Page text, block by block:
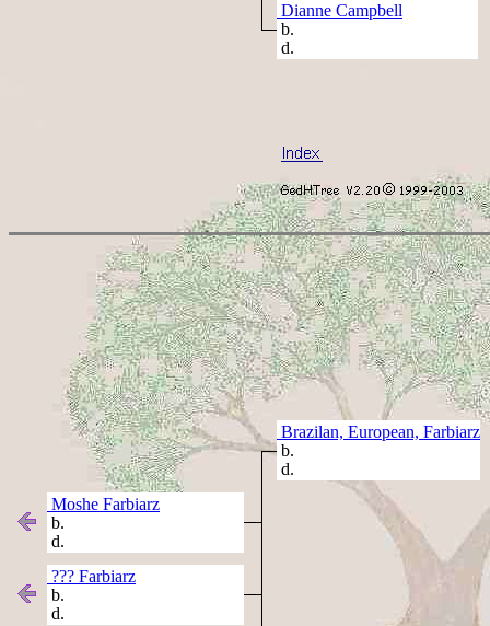
Dianne Campbell
b.
d.
Brazilan, European, Farbiarz
b.
d.
Moshe Farbiarz
b.
d.
??? Farbiarz
b.
d.